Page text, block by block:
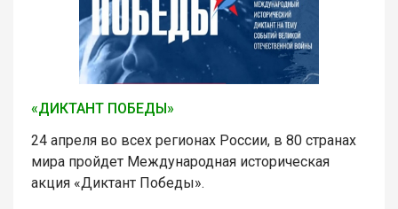
«ДИКТАНТ ПОБЕДЫ»
24 апреля во всех регионах России, в 80 странах
мира пройдет Международная историческая
акция «Диктант Победы».